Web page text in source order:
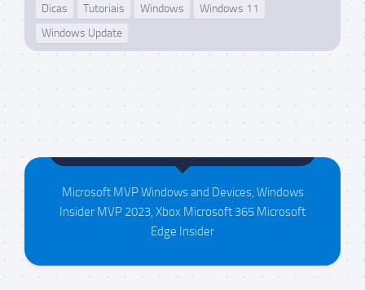
Dicas Tutoriais Windows
Windows 11
Windows Update
Microsoft MVP Windows and Devices, Windows
Insider MVP 2023, Xbox Microsoft 365 Microsoft
Edge Insider